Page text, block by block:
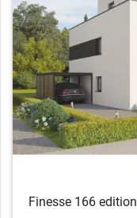
Finesse 166 edition